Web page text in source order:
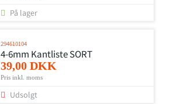
På lager
294610104
4-6mm Kantliste SORT
39,00 DKK
Pris inkl. moms
Udsolgt